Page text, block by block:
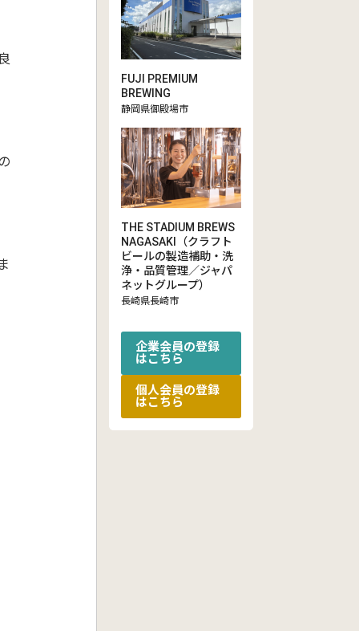
FUJI PREMIUM
BREWING
静岡県御殿場市
THE STADIUM BREWS
NAGASAKI（クラフト
ビールの製造補助・洗
浄・品質管理／ジャパ
ネットグループ）
長崎県長崎市
企業会員の登録
はこちら
個人会員の登録
はこちら